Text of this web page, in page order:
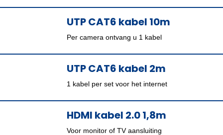
UTP CAT6 kabel 10m
Per camera ontvang u 1 kabel
UTP CAT6 kabel 2m
1 kabel per set voor het internet
HDMI kabel 2.0 1,8m
Voor monitor of TV aansluiting